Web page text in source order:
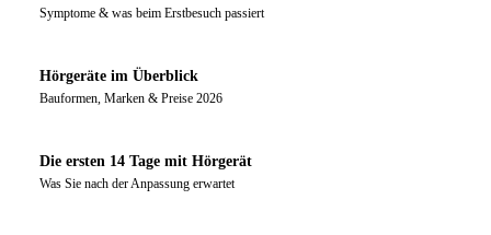
Symptome & was beim Erstbesuch passiert
Hörgeräte im Überblick
Bauformen, Marken & Preise 2026
Die ersten 14 Tage mit Hörgerät
Was Sie nach der Anpassung erwartet